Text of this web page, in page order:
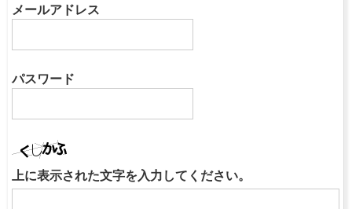
メールアドレス
パスワード
上に表示された文字を入力してください。